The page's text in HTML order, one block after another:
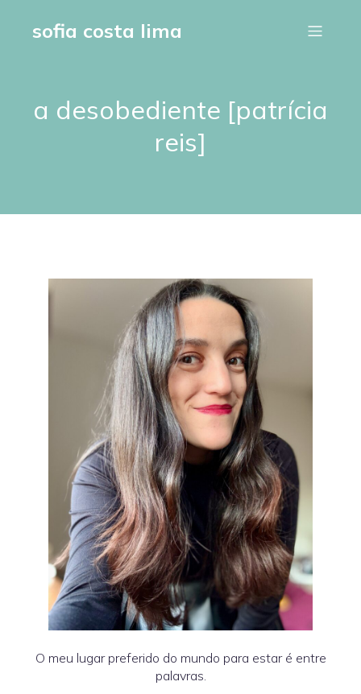
sofia costa lima
a desobediente [patrícia
reis]
O meu lugar preferido do mundo para estar é entre
palavras.